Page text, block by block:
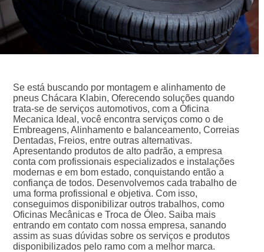
Se está buscando por montagem e alinhamento de
pneus Chácara Klabin, Oferecendo soluções quando
trata-se de serviços automotivos, com a Oficina
Mecanica Ideal, você encontra serviços como o de
Embreagens, Alinhamento e balanceamento, Correias
Dentadas, Freios, entre outras alternativas.
Apresentando produtos de alto padrão, a empresa
conta com profissionais especializados e instalações
modernas e em bom estado, conquistando então a
confiança de todos. Desenvolvemos cada trabalho de
uma forma profissional e objetiva. Com isso,
conseguimos disponibilizar outros trabalhos, como
Oficinas Mecânicas e Troca de Óleo. Saiba mais
entrando em contato com nossa empresa, sanando
assim as suas dúvidas sobre os serviços e produtos
disponibilizados pelo ramo com a melhor marca.